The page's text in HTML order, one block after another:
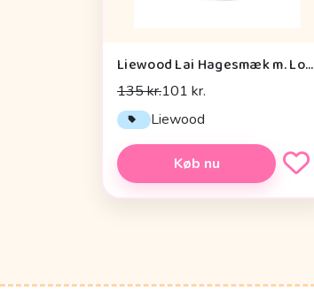
Liewood Lai Hagesmæk m. Lomme - Peach/Sea Shell Mix
135 kr.101 kr.
Liewood
Køb nu